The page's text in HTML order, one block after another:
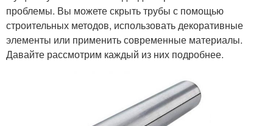
проблемы. Вы можете скрыть трубы с помощью
строительных методов, использовать декоративные
элементы или применить современные материалы.
Давайте рассмотрим каждый из них подробнее.